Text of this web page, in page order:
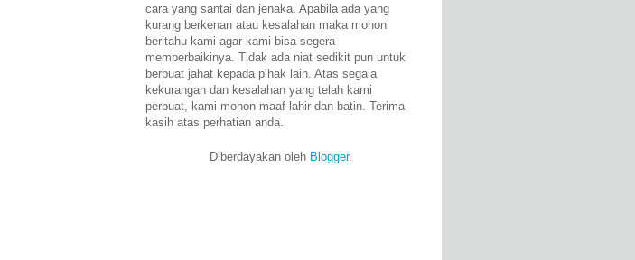
cara yang santai dan jenaka. Apabila ada yang
kurang berkenan atau kesalahan maka mohon
beritahu kami agar kami bisa segera
memperbaikinya. Tidak ada niat sedikit pun untuk
berbuat jahat kepada pihak lain. Atas segala
kekurangan dan kesalahan yang telah kami
perbuat, kami mohon maaf lahir dan batin. Terima
kasih atas perhatian anda.
Diberdayakan oleh Blogger.